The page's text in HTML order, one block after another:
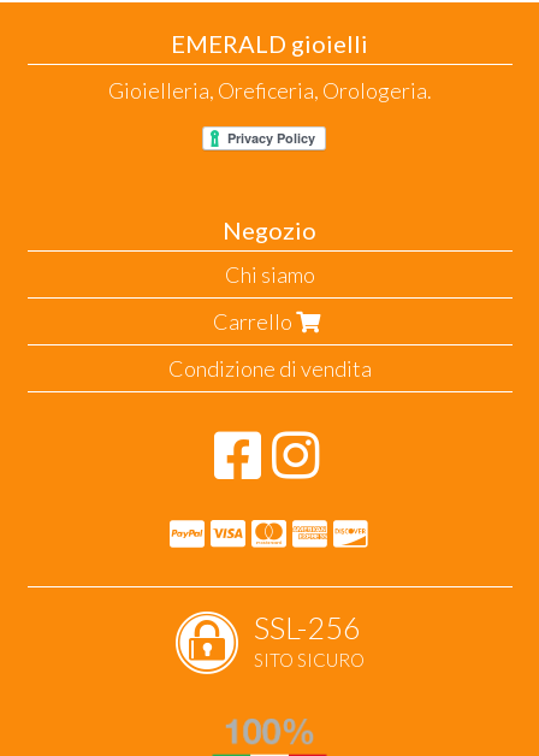
EMERALD gioielli
Gioielleria, Oreficeria, Orologeria.
Negozio
Chi siamo
Carrello
Condizione di vendita
SSL-256
SITO SICURO